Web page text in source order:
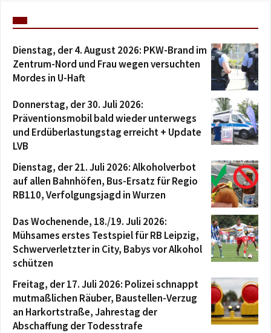
Dienstag, der 4. August 2026: PKW-Brand im
Zentrum-Nord und Frau wegen versuchten
Mordes in U-Haft
Donnerstag, der 30. Juli 2026:
Präventionsmobil bald wieder unterwegs
und Erdüberlastungstag erreicht + Update
LVB
Dienstag, der 21. Juli 2026: Alkoholverbot
auf allen Bahnhöfen, Bus-Ersatz für Regio
RB110, Verfolgungsjagd in Wurzen
Das Wochenende, 18./19. Juli 2026:
Mühsames erstes Testspiel für RB Leipzig,
Schwerverletzter in City, Babys vor Alkohol
schützen
Freitag, der 17. Juli 2026: Polizei schnappt
mutmaßlichen Räuber, Baustellen-Verzug
an Harkortstraße, Jahrestag der
Abschaffung der Todesstrafe